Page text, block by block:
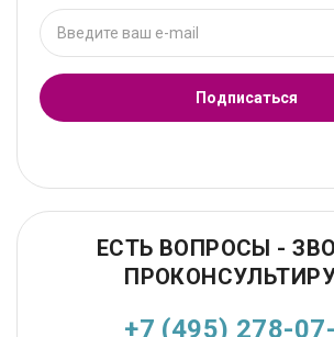
Подписаться
ЕСТЬ ВОПРОСЫ -
+7 (495) 278-